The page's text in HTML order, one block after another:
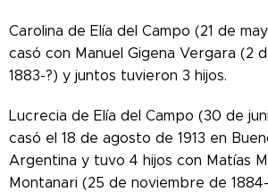
Carolina de Elía del Campo (21 de
casó con Manuel Gigena Vergara (2
1883-?) y juntos tuvieron 3 hijos.
Lucrecia de Elía del Campo (30 de
casó el 18 de agosto de 1913 en
Argentina y tuvo 4 hijos con Matías
Montanari (25 de noviembre de